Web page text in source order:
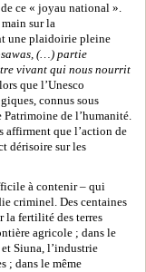
ce « joyau national ».
sur la
une plaidoirie pleine
(…) partie
vivant qui nous nourrit
que l’Unesco
connus sous
Patrimoine de l’humanité.
affirment que l’action de
dérisoire sur les
à contenir – qui
criminel. Des centaines
la fertilité des terres
agricole ; dans le
Siuna, l’industrie
; dans le même